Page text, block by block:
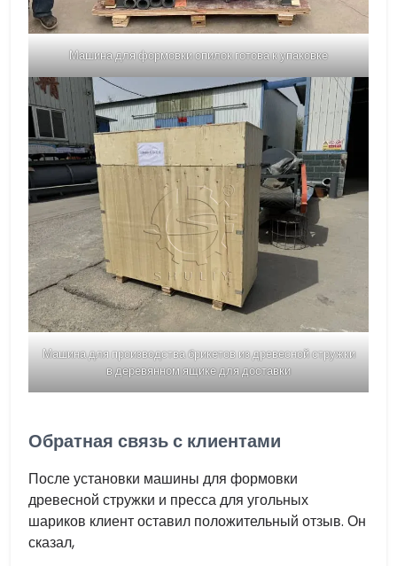
Машина для формовки опилок готова к упаковке
Машина для производства брикетов из древесной стружки
в деревянном ящике для доставки
Обратная связь с клиентами
После установки машины для формовки
древесной стружки и пресса для угольных
шариков клиент оставил положительный отзыв. Он
сказал,